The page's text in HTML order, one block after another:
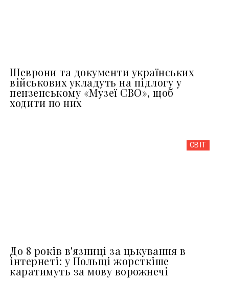
Шеврони та документи українських
військових укладуть на підлогу у
пензенському «Музеї СВО», щоб
ходити по них
СВІТ
До 8 років в'язниці за цькування в
інтернеті: у Польщі жорсткіше
каратимуть за мову ворожнечі